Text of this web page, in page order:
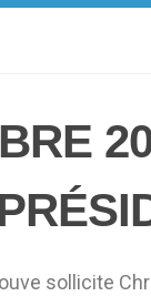
sollicite